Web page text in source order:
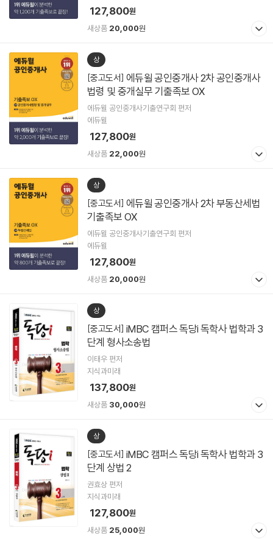
127,800원
새상품 20,000원
상
[중고도서]
법령 및 중개실무 기출족보 OX
에듀윌 공인중개사기출연구회 편저
에듀윌
127,800원
새상품 22,000원
상
[중고도서]
기출족보 OX
에듀윌 공인중개사기출연구회 편저
에듀윌
127,800원
새상품 20,000원
상
[중고도서]
단계 형사소송법
이태우 편저
지식과미래
137,800원
새상품 30,000원
상
[중고도서]
단계 상법 2
권효상 편저
지식과미래
127,800원
새상품 25,000원